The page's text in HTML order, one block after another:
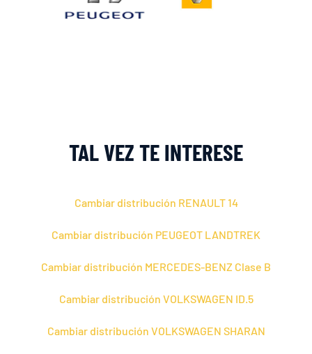
TAL VEZ TE INTERESE
Cambiar distribución RENAULT 14
Cambiar distribución PEUGEOT LANDTREK
Cambiar distribución MERCEDES-BENZ Clase B
Cambiar distribución VOLKSWAGEN ID.5
Cambiar distribución VOLKSWAGEN SHARAN